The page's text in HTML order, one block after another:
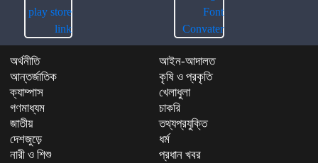
অর্থনীতি
আইন-আদালত
আন্তর্জাতিক
কৃষি ও প্রকৃতি
ক্যাম্পাস
খেলাধুলা
গণমাধ্যম
চাকরি
জাতীয়
তথ্যপ্রযুক্তি
দেশজুড়ে
ধর্ম
নারী ও শিশু
প্রধান খবর